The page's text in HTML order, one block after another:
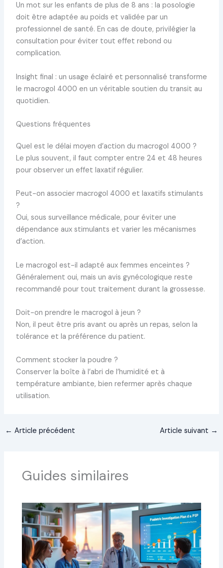
Un mot sur les enfants de plus de 8 ans : la posologie
doit être adaptée au poids et validée par un
professionnel de santé. En cas de doute, privilégier la
consultation pour éviter tout effet rebond ou
complication.
Insight final : un usage éclairé et personnalisé transforme
le macrogol 4000 en un véritable soutien du transit au
quotidien.
Questions fréquentes
Quel est le délai moyen d’action du macrogol 4000 ?
Le plus souvent, il faut compter entre 24 et 48 heures
pour observer un effet laxatif régulier.
Peut-on associer macrogol 4000 et laxatifs stimulants
?
Oui, sous surveillance médicale, pour éviter une
dépendance aux stimulants et varier les mécanismes
d’action.
Le macrogol est-il adapté aux femmes enceintes ?
Généralement oui, mais un avis gynécologique reste
recommandé pour tout traitement durant la grossesse.
Doit-on prendre le macrogol à jeun ?
Non, il peut être pris avant ou après un repas, selon la
tolérance et la préférence du patient.
Comment stocker la poudre ?
Conserver la boîte à l’abri de l’humidité et à
température ambiante, bien refermer après chaque
utilisation.
← Article précédent Article suivant →
Guides similaires